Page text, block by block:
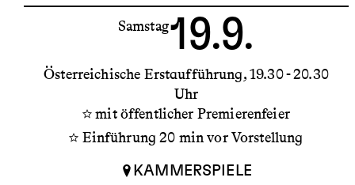
Samstag19.9.
Österreichische Erstaufführung 19.30 - 20.30
Uhr
mit öffentlicher Premierenfeier
Einführung 20 min vor Vorstellung
KAMMERSPIELE